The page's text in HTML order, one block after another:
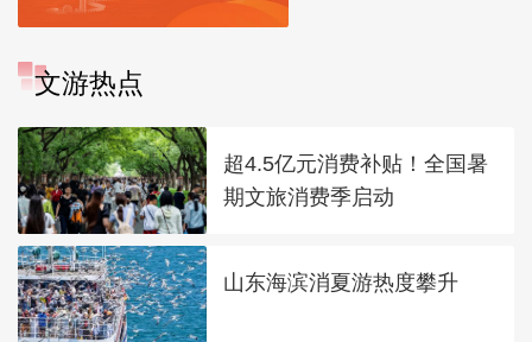
文游热点
超4.5亿元消费补贴！全国暑
期文旅消费季启动
山东海滨消夏游热度攀升